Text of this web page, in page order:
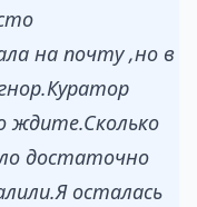
на почту ,но в
ждите.Сколько
достаточно
осталась